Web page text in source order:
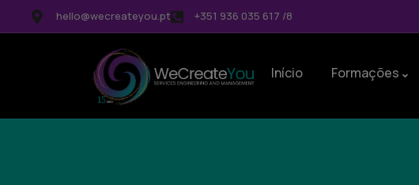
hello@wecreateyou.pt +351 936 035 617 /8
Início Formações